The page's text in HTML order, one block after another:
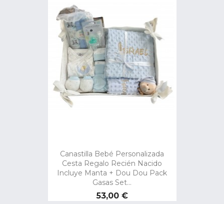
Canastilla Bebé Personalizada
Cesta Regalo Recién Nacido
Incluye Manta + Dou Dou Pack
Gasas Set...
Precio
53,00 €